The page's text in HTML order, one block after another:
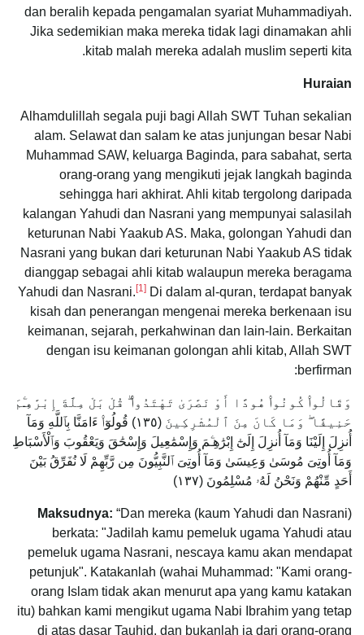
dan beralih kepada pengamalan syariat Muhammadiyah.
Jika sedemikian maka mereka tidak lagi dinamakan ahli
kitab malah mereka adalah muslim seperti kita.
Huraian
Alhamdulillah segala puji bagi Allah SWT Tuhan sekalian
alam. Selawat dan salam ke atas junjungan besar Nabi
Muhammad SAW, keluarga Baginda, para sabahat, serta
orang-orang yang mengikuti jejak langkah baginda
sehingga hari akhirat. Ahli kitab tergolong daripada
kalangan Yahudi dan Nasrani yang mempunyai salasilah
keturunan Nabi Yaakub AS. Maka, golongan Yahudi dan
Nasrani yang bukan dari keturunan Nabi Yaakub AS tidak
dianggap sebagai ahli kitab walaupun mereka beragama
Yahudi dan Nasrani.[1] Di dalam al-quran, terdapat banyak
kisah dan penerangan mengenai mereka berkenaan isu
keimanan, sejarah, perkahwinan dan lain-lain. Berkaitan
dengan isu keimanan golongan ahli kitab, Allah SWT
berfirman:
وَقَالُوا۟ كُونُوا۟ هُودًا أَوْ نَصَٰرَىٰ تَهْتَدُوا۟ ۗ قُلْ بَلْ مِلَّةَ إِبْرَٰهِـۧمَ
حَنِيفًا ۖ وَمَا كَانَ مِنَ ٱلْمُشْرِكِينَ (١٣٥) قُولُوٓا۟ ءَامَنَّا بِٱللَّهِ وَمَآ
أُنزِلَ إِلَيْنَا وَمَآ أُنزِلَ إِلَىٰٓ إِبْرَٰهِـۧمَ وَإِسْمَٰعِيلَ وَإِسْحَٰقَ وَيَعْقُوبَ وَٱلْأَسْبَاطِ
وَمَآ أُوتِىَ مُوسَىٰ وَعِيسَىٰ وَمَآ أُوتِىَ ٱلنَّبِيُّونَ مِن رَّبِّهِمْ لَا نُفَرِّقُ بَيْنَ
أَحَدٍ مِّنْهُمْ وَنَحْنُ لَهُۥ مُسْلِمُونَ (١٣٧)
Maksudnya: “Dan mereka (kaum Yahudi dan Nasrani)
berkata: "Jadilah kamu pemeluk ugama Yahudi atau
pemeluk ugama Nasrani, nescaya kamu akan mendapat
petunjuk". Katakanlah (wahai Muhammad: "Kami orang-
orang Islam tidak akan menurut apa yang kamu katakan
itu) bahkan kami mengikut ugama Nabi Ibrahim yang tetap
di atas dasar Tauhid, dan bukanlah ia dari orang-orang